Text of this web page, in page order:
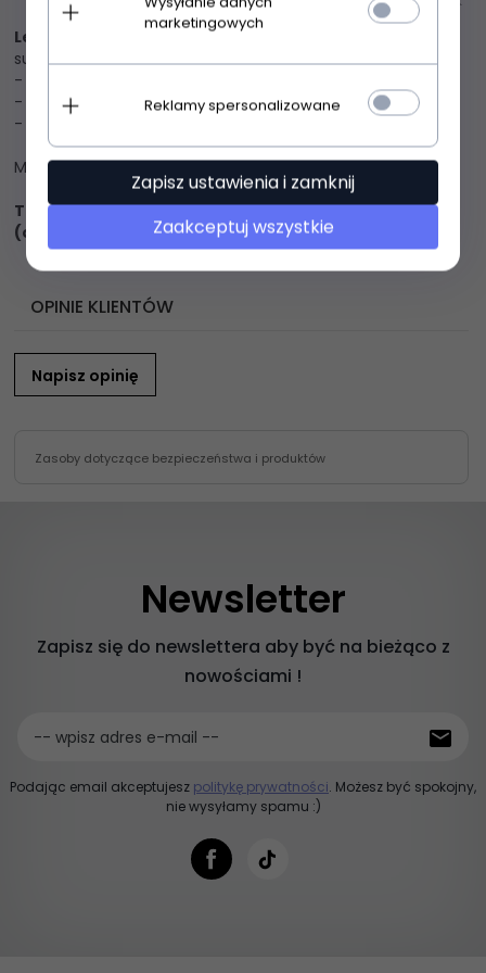
Lenitif K480 sukienka brązowa
sukienka, która świetnie prezentuje się na sylwetce
- góra ozdobiona doszytą peleryną
- sukienka idealna na wielkie wyjścia i romantyczne kolacje
- zapinana z tyłu na kryty zamek
Materiał: Polyester: 30% Viscose: 66% Elastane: 4%
Tabela rozmiarów znajduje się w formie obrazkowej
(ostatnie zdjęcie po lewej stronie)
OPINIE KLIENTÓW
Napisz opinię
Zasoby dotyczące bezpieczeństwa i produktów
Newsletter
Zapisz się do newslettera aby być na bieżąco z
nowościami !
-- wpisz adres e-mail --
Podając email akceptujesz politykę prywatności. Możesz być spokojny,
nie wysyłamy spamu :)
marketingowych
Reklamy spersonalizowane
Zapisz ustawienia i zamknij
Zaakceptuj wszystkie